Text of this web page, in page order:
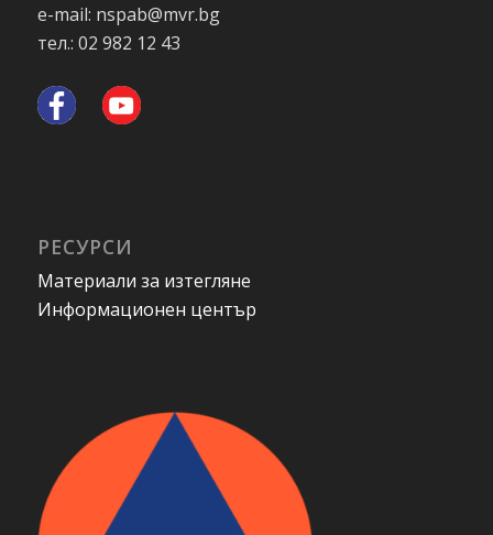
e-mail: nspab@mvr.bg
тел.: 02 982 12 43
РЕСУРСИ
Материали за изтегляне
Информационен център